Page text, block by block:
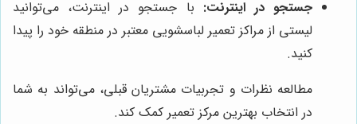
جستجو در اینترنت: با جستجو در اینترنت، می‌توانید
لیستی از مراکز تعمیر لباسشویی معتبر در منطقه خود را پیدا
کنید.
مطالعه نظرات و تجربیات مشتریان قبلی، می‌تواند به شما
در انتخاب بهترین مرکز تعمیر کمک کند.